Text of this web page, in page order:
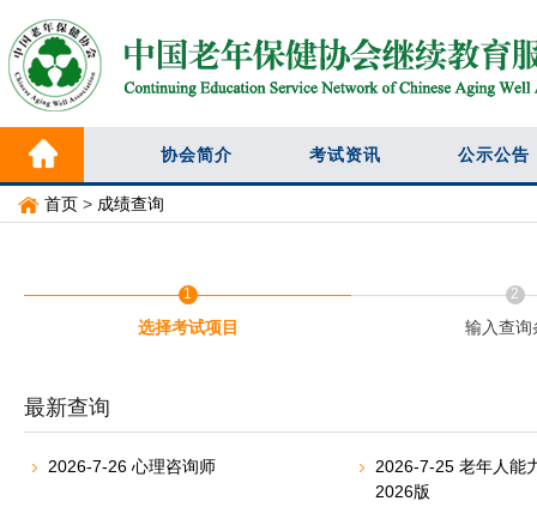
协会简介 考试资讯 公示公告
首页 > 成绩查询
1
选择考试项目
2
输入查询
最新查询
2026-7-26 心理咨询师
2026-7-25 老年人能
2026版